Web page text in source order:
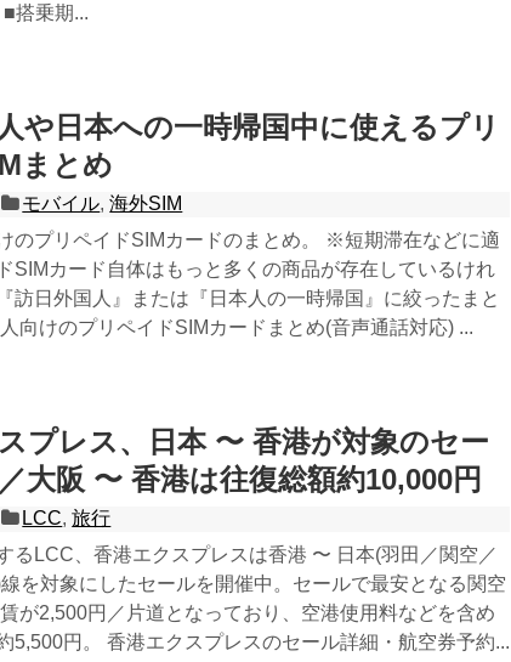
搭乗期...
や日本への一時帰国中に使えるプリ
まとめ
モバイル,海外SIM
のプリペイドSIMカードのまとめ。 ※短期滞在などに適
SIMカード自体はもっと多くの商品が存在しているけれ
訪日外国人』または『日本人の一時帰国』に絞ったまと
向けのプリペイドSIMカードまとめ(音声通話対応) ...
プレス、日本 〜 香港が対象のセー
大阪 〜 香港は往復総額約10,000円
LCC,旅行
るLCC、香港エクスプレスは香港 〜 日本(羽田／関空／
を対象にしたセールを開催中。セールで最安となる関空
が2,500円／片道となっており、空港使用料などを含め
5,500円。 香港エクスプレスのセール詳細・航空券予約...